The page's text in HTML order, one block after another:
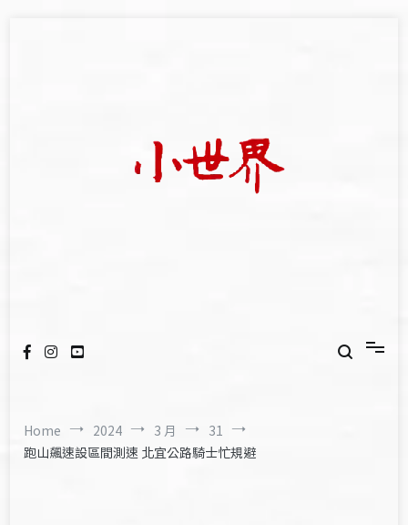
Home 2024 3 月
31
跑山飆速設區間測速 北宜公路騎士忙規避